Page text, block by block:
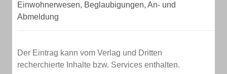
Einwohnerwesen, Beglaubigungen, An- und
Abmeldung
Der Eintrag kann vom Verlag und Dritten
recherchierte Inhalte bzw. Services enthalten.